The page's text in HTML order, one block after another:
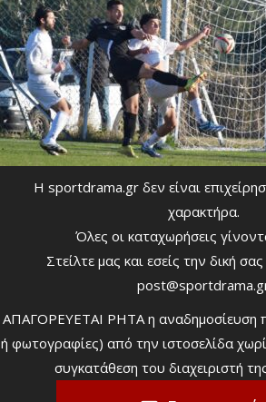
Η sportdrama.gr δεν είναι
χαρακτήρα.
Όλες οι καταχωρήσεις
Στείλτε μας και εσείς την δική
ΑΠΑΓΟΡΕΥΕΤΑΙ ΡΗΤΑ η αναδημοσίευση
ή φωτογραφίες) από την ιστοσελίδα
συγκατάθεση του διαχειριστή